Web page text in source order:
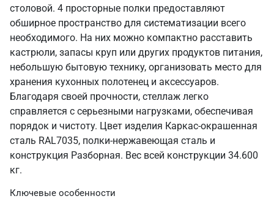
столовой. 4 просторные полки предоставляют
обширное пространство для систематизации всего
необходимого. На них можно компактно расставить
кастрюли, запасы круп или других продуктов питания,
небольшую бытовую технику, организовать место для
хранения кухонных полотенец и аксессуаров.
Благодаря своей прочности, стеллаж легко
справляется с серьезными нагрузками, обеспечивая
порядок и чистоту. Цвет изделия Каркас-окрашенная
сталь RAL7035, полки-нержавеющая сталь и
конструкция Разборная. Вес всей конструкции 34.600
кг.
Ключевые особенности